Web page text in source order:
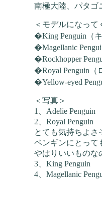
南極大陸、パタゴ
＜モデルになって
�King Penguin（
�Magellanic
�Rockhopper
�Royal Penguin（
�Yellow-eyed
＜写真＞
1、Adelie Penguin
2、Royal Penguin
とても気持ちよさ
ペンギンにとって
やはりいいものな
3、King Penguin
4、